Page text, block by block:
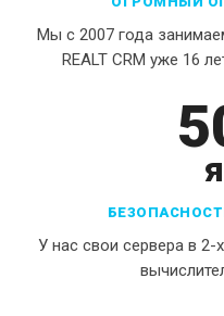
Мы с 2007 года
REALT CRM уже 16
У нас свои сервера в 2-